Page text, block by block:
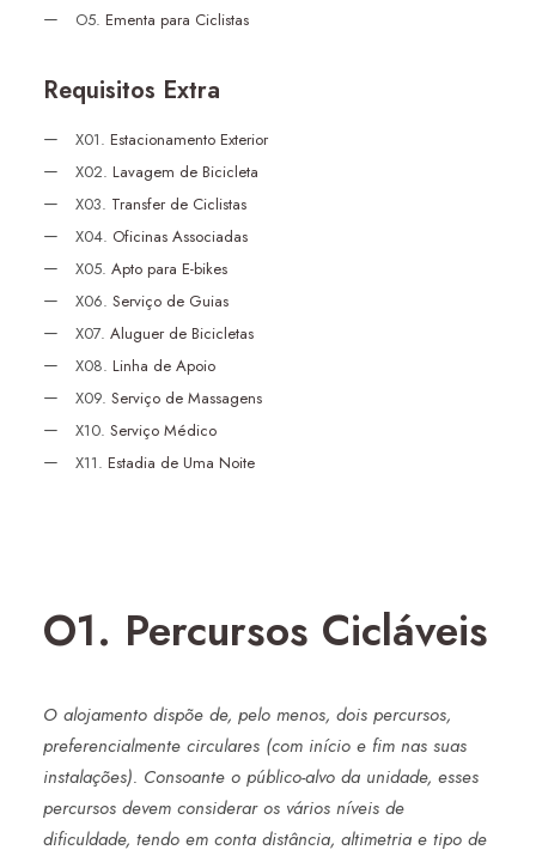
O5. Ementa para Ciclistas
Requisitos Extra
X01. Estacionamento Exterior
X02. Lavagem de Bicicleta
X03. Transfer de Ciclistas
X04. Oficinas Associadas
X05. Apto para E-bikes
X06. Serviço de Guias
X07. Aluguer de Bicicletas
X08. Linha de Apoio
X09. Serviço de Massagens
X10. Serviço Médico
X11. Estadia de Uma Noite
O1. Percursos Cicláveis
O alojamento dispõe de, pelo menos, dois percursos,
preferencialmente circulares (com início e fim nas suas
instalações). Consoante o público-alvo da unidade, esses
percursos devem considerar os vários níveis de
dificuldade, tendo em conta distância, altimetria e tipo de